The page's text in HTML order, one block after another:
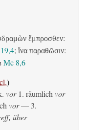
ἔμπροσθεν:
; ἵνα παραθῶσιν:
Mc 8,6
)
vor1. räumlichvor
vor— 3.
über